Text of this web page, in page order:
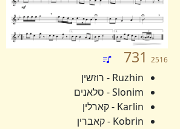
731 2516
Ruzhin - רוזשין
Slonim - סלאנים
Karlin - קארלין
Kobrin - קאברין